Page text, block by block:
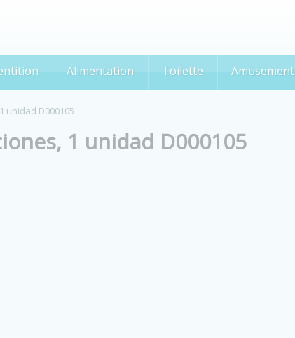
Alimentation Toilette Amusement
unidad D000105
1 unidad D000105